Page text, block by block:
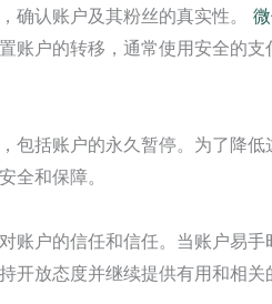
确认账户及其粉丝的真实性。
账户的转移，通常使用安全的
包括账户的永久暂停。为了降
全和保障。
账户的信任和信任。当账户易
开放态度并继续提供有用和相